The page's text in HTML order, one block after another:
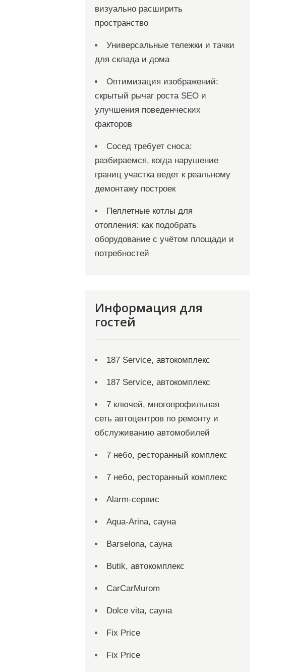
визуально расширить
пространство
Универсальные тележки и тачки
для склада и дома
Оптимизация изображений:
скрытый рычаг роста SEO и
улучшения поведенческих
факторов
Сосед требует сноса:
разбираемся, когда нарушение
границ участка ведет к реальному
демонтажу построек
Пеллетные котлы для
отопления: как подобрать
оборудование с учётом площади и
потребностей
Информация для
гостей
187 Service, автокомплекс
187 Service, автокомплекс
7 ключей, многопрофильная
сеть автоцентров по ремонту и
обслуживанию автомобилей
7 небо, ресторанный комплекс
7 небо, ресторанный комплекс
Alarm-сервис
Aqua-Arina, сауна
Barselona, сауна
Butik, автокомплекс
CarCarMurom
Dolce vita, сауна
Fix Price
Fix Price